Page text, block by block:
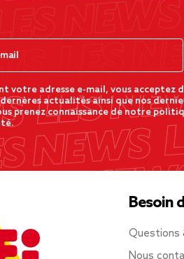
votre adresse e-mail, vous acceptez
actualités ainsi que nos
prenez connaissance de notre
Besoin
Questions
Nous